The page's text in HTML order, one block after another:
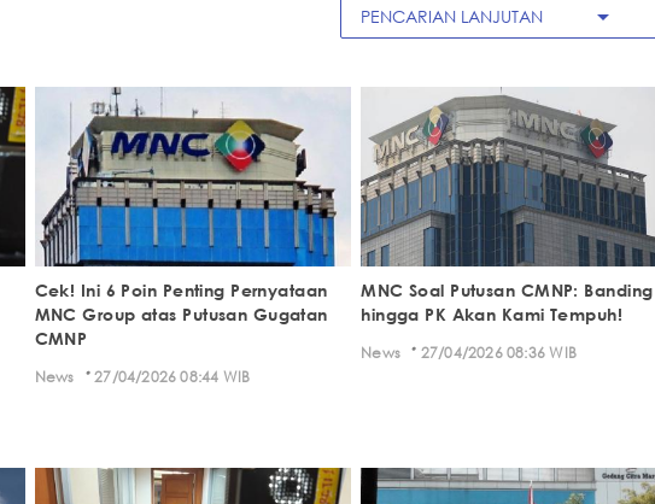
PENCARIAN LANJUTAN arrow_drop_down
Cek! Ini 6 Poin Penting Pernyataan
MNC Group atas Putusan Gugatan
CMNP
News · 27/04/2026 08:44 WIB
MNC Soal Putusan CMNP: Banding
hingga PK Akan Kami Tempuh!
News · 27/04/2026 08:36 WIB